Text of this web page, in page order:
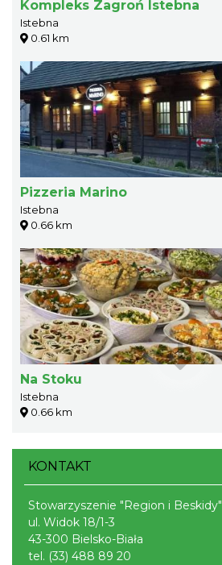
Kompleks Zagroń Istebna
Istebna
0.61 km
Pizzeria Marino
Istebna
0.66 km
Na Stoku
Istebna
0.66 km
KONTAKT
Stowarzyszenie "Region i Beskidy"
ul. Widok 18/1-3
43-300 Bielsko-Biała
tel. (33) 488 89 20